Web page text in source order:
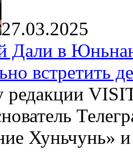
27.03.2025
Дали в
встретить
редакции
Хуньчунь»